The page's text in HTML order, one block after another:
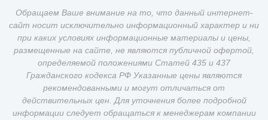
Обращаем Ваше внимание на то, что данный интернет-
сайт носит исключительно информационный характер и ни
при каких условиях информационные материалы и цены,
размещенные на сайте, не являются публичной офертой,
определяемой положениями Статей 435 и 437
Гражданского кодекса РФ Указанные цены являются
рекомендованными и могут отличаться от
действительных цен. Для уточнения более подробной
информации следует обращаться к менеджерам компании